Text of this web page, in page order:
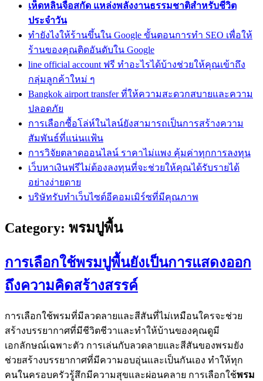
เห็ดหลินจือสกัด แหล่งพลังงานธรรมชาติสำหรับชีวิต
ประจำวัน
ทํายังไงให้ร้านขึ้นใน Google ขั้นตอนการทำ SEO เพื่อให้
ร้านของคุณติดอันดับใน Google
line official account ฟรี ทำอะไรได้บ้างช่วยให้คุณเข้าถึง
กลุ่มลูกค้าใหม่ ๆ
Bangkok airport transfer ที่ให้ความสะดวกสบายและความ
ปลอดภัย
การเลือกซื้อโล่ห์ในไลน์ยังสามารถเป็นการสร้างความ
สัมพันธ์ที่แน่นแฟ้น
การวิจัยตลาดออนไลน์ ราคาไม่แพง คุ้มค่าทุกการลงทุน
เว็บหาเงินฟรีไม่ต้องลงทุนที่จะช่วยให้คุณได้รับรายได้
อย่างง่ายดาย
บริษัทรับทำเว็บไซต์อีคอมเมิร์ซที่มีคุณภาพ
Category: พรมปูพื้น
การเลือกใช้พรมปูพื้นยังเป็นการแสดงออก
ถึงความคิดสร้างสรรค์
การเลือกใช้พรมที่มีลวดลายและสีสันที่ไม่เหมือนใครจะช่วย
สร้างบรรยากาศที่มีชีวิตชีวาและทำให้บ้านของคุณดูมี
เอกลักษณ์เฉพาะตัว การเล่นกับลวดลายและสีสันของพรมยัง
ช่วยสร้างบรรยากาศที่มีความอบอุ่นและเป็นกันเอง ทำให้ทุก
คนในครอบครัวรู้สึกมีความสุขและผ่อนคลาย การเลือกใช้พรม